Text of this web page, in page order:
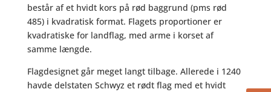
består af et hvidt kors på rød baggrund (pms rød
485) i kvadratisk format. Flagets proportioner er
kvadratiske for landflag, med arme i korset af
samme længde.
Flagdesignet går meget langt tilbage. Allerede i 1240
havde delstaten Schwyz et rødt flag med et hvidt